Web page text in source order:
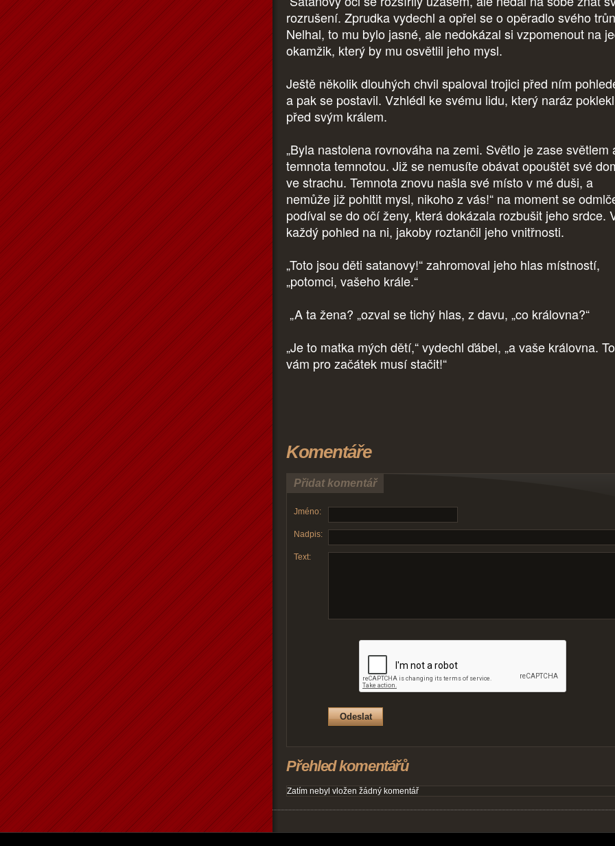
rozrušení. Zprudka vydechl a opřel se o opěradlo svého
Nelhal, to mu bylo jasné, ale nedokázal si vzpomenout na
okamžik, který by mu osvětlil jeho mysl.
Ještě několik dlouhých chvil spaloval trojici před ním
a pak se postavil. Vzhlédl ke svému lidu, který naráz poklekl
před svým králem.
„Byla nastolena rovnováha na zemi. Světlo je zase světlem
temnota temnotou. Již se nemusíte obávat opouštět své
ve strachu. Temnota znovu našla své místo v mé duši, a
nemůže již pohltit mysl, nikoho z vás!“ na moment se
podíval se do očí ženy, která dokázala rozbušit jeho srdce.
každý pohled na ni, jakoby roztančil jeho vnitřnosti.
„Toto jsou děti satanovy!“ zahromoval jeho hlas místností,
„potomci, vašeho krále.“
„A ta žena? „ozval se tichý hlas, z davu, „co královna?“
„Je to matka mých dětí,“ vydechl ďábel, „a vaše královna. To
vám pro začátek musí stačit!“
Komentáře
Přidat komentář
Jméno:
Nadpis:
Text:
Přehled komentářů
Zatím nebyl vložen žádný komentář